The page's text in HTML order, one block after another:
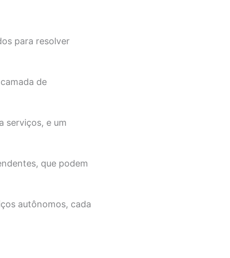
para resolver
de
serviços, e um
que podem
autônomos, cada